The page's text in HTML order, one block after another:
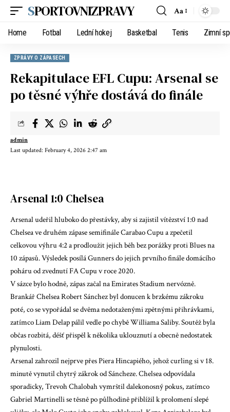
SPORTOVNIZPRAVY Aa
Home Fotbal Lední hokej Basketbal Tenis Zimní
ZPRÁVY O ZÁPASECH
Rekapitulace EFL Cupu: Arsenal se
po těsné výhře dostává do finále
Last updated: February 4, 2026 2:47 am
admin
Arsenal 1:0 Chelsea
Arsenal udeřil hluboko do přestávky, aby si zajistil vítězství 1:0 nad
Chelsea ve druhém zápase semifinále Carabao Cupu a zpečetil
celkovou výhru 4:2 aprodloužit jejich běh bez porážkyproti Blues na
10 zápasů. Výsledek posílá Gunners do jejich prvního finále domácího
poháru od zvednutí FA Cupu v roce 2020.
V sázce bylo hodně, zápas začal na Emirates Stadium nervózně.
Brankář Chelsea Robert Sánchez byl donucen k brzkému zákroku
poté, co se vypořádal se dvěma nedotaženými zpětnými přihrávkami,
zatímco Liam Delap pálil vedle po chybě Williama Saliby. Soutěž byla
občas rozbitá, déšť přispěl k několika uklouznutí a obecně nedostatek
plynulosti.
Arsenal zahrozil nejprve přes Piera Hincapiého, jehož curling si v 18.
minutě vynutil chytrý zákrok od Sáncheze. Chelsea odpovídala
sporadicky, Trevoh Chalobah vymrštil dalekonosný pokus, zatímco
Gabriel Martinelli se těsně po půlhodině přiblížil k prolomení slepé